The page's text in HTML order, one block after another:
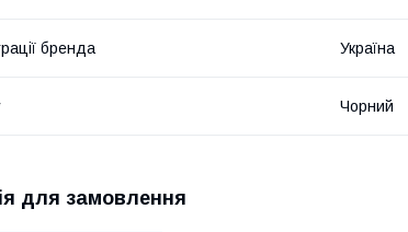
бренда Україна
Чорний
для замовлення